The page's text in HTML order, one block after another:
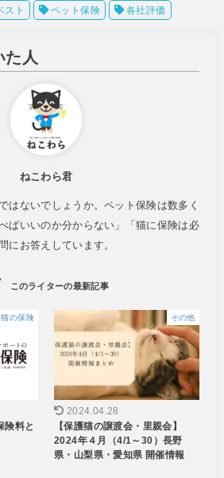
スト ペット保険 各社評価
た人
ねこわら君
はないでしょうか。ペット保険は数多く
ばいいのか分からない」「猫に保険は必
にお答えしています。
猫の保険
険料と
その他
2024.04.28
【保護猫の譲渡会・里親会】
2024年４月（4/1～30）長野
県・山梨県・愛知県 開催情報